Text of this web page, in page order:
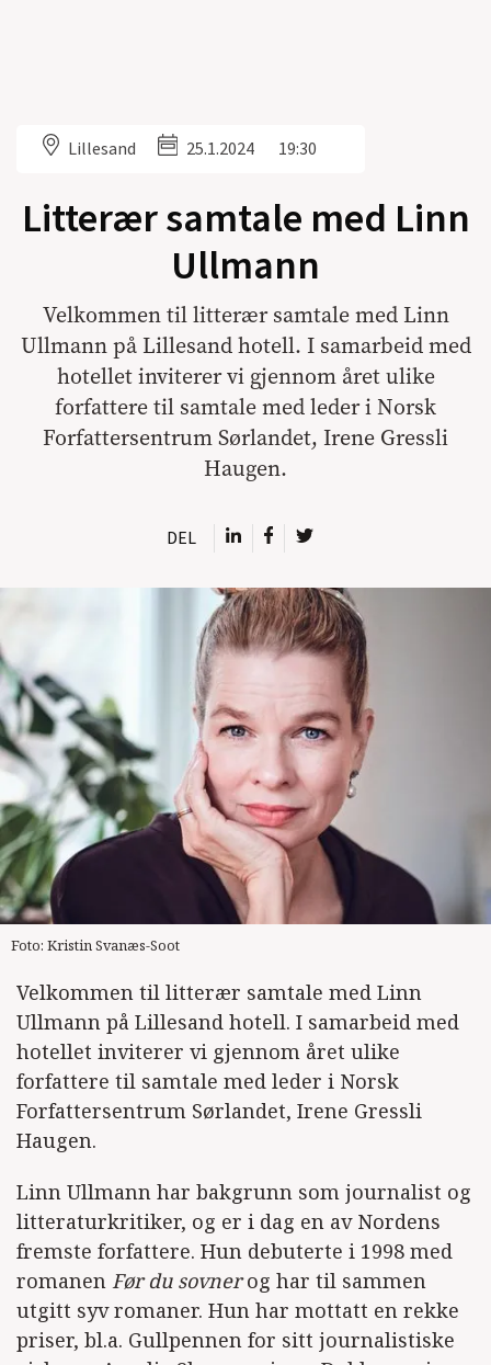
Lillesand 25.1.2024 19:30
Litterær samtale med Linn
Ullmann
Velkommen til litterær samtale med Linn
Ullmann på Lillesand hotell. I samarbeid med
hotellet inviterer vi gjennom året ulike
forfattere til samtale med leder i Norsk
Forfattersentrum Sørlandet, Irene Gressli
Haugen.
DEL
Foto: Kristin Svanæs-Soot
Velkommen til litterær samtale med Linn
Ullmann på Lillesand hotell. I samarbeid med
hotellet inviterer vi gjennom året ulike
forfattere til samtale med leder i Norsk
Forfattersentrum Sørlandet, Irene Gressli
Haugen.
Linn Ullmann har bakgrunn som journalist og
litteraturkritiker, og er i dag en av Nordens
fremste forfattere. Hun debuterte i 1998 med
romanen Før du sovnerog har til sammen
utgitt syv romaner. Hun har mottatt en rekke
priser, bl.a. Gullpennen for sitt journalistiske